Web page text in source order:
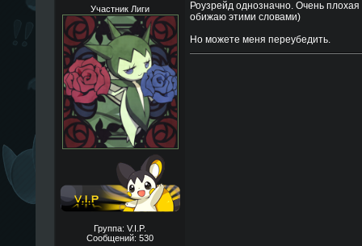
Участник Лиги
Группа: V.I.P.
Сообщений: 530
Роузрейд однозначно. Очень
обижаю этими словами)
Но можете меня переубедить.